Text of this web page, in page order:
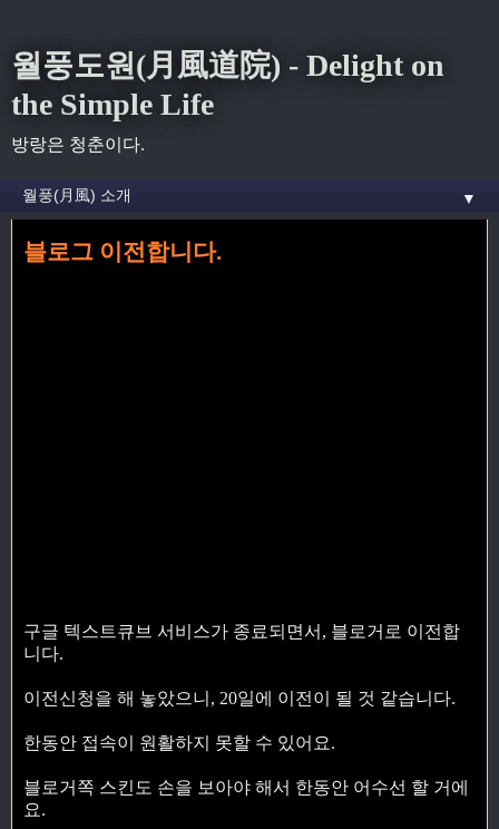
월풍도원(月風道院) - Delight on
the Simple Life
방랑은 청춘이다.
▼
홈»텍스트큐브» 블로그 이전합니다.
블로그 이전합니다.
구글 텍스트큐브 서비스가 종료되면서, 블로거로 이전합
니다.
이전신청을 해 놓았으니, 20일에 이전이 될 것 같습니다.
한동안 접속이 원활하지 못할 수 있어요.
블로거쪽 스킨도 손을 보아야 해서 한동안 어수선 할 거에
요.